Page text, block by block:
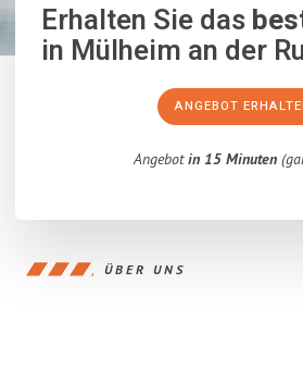
Erhalten Sie das
in Mülheim an der
ANGEBOT
Angebotin 15 Minuten
ÜBER UNS